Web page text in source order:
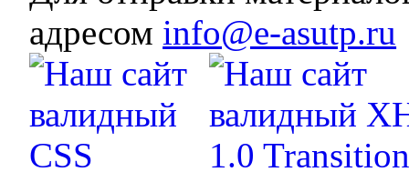
адресом info@e-asutp.ru